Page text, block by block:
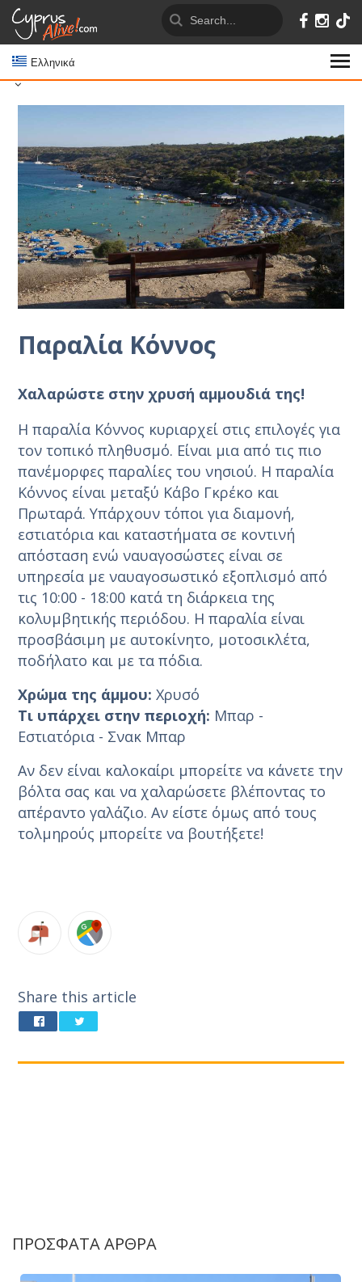
Ελληνικά
Παραλία Κόννος
Χαλαρώστε στην χρυσή αμμουδιά της!
Η παραλία Κόννος κυριαρχεί στις επιλογές για
τον τοπικό πληθυσμό. Είναι μια από τις πιο
πανέμορφες παραλίες του νησιού. Η παραλία
Κόννος είναι μεταξύ Κάβο Γκρέκο και
Πρωταρά. Υπάρχουν τόποι για διαμονή,
εστιατόρια και καταστήματα σε κοντινή
απόσταση ενώ ναυαγοσώστες είναι σε
υπηρεσία με ναυαγοσωστικό εξοπλισμό από
τις 10:00 - 18:00 κατά τη διάρκεια της
κολυμβητικής περιόδου. Η παραλία είναι
προσβάσιμη με αυτοκίνητο, μοτοσικλέτα,
ποδήλατο και με τα πόδια.
Χρώμα της άμμου: Χρυσό
Τι υπάρχει στην περιοχή: Μπαρ -
Εστιατόρια - Σνακ Μπαρ
Αν δεν είναι καλοκαίρι μπορείτε να κάνετε την
βόλτα σας και να χαλαρώσετε βλέποντας το
απέραντο γαλάζιο. Αν είστε όμως από τους
τολμηρούς μπορείτε να βουτήξετε!
Share this article
ΠΡΟΣΦΑΤΑ ΑΡΘΡΑ